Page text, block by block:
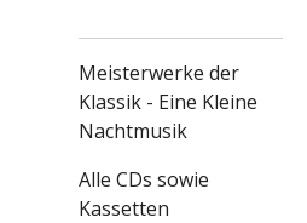
Meisterwerke der
Klassik - Eine Kleine
Nachtmusik
Alle CDs sowie
Kassetten